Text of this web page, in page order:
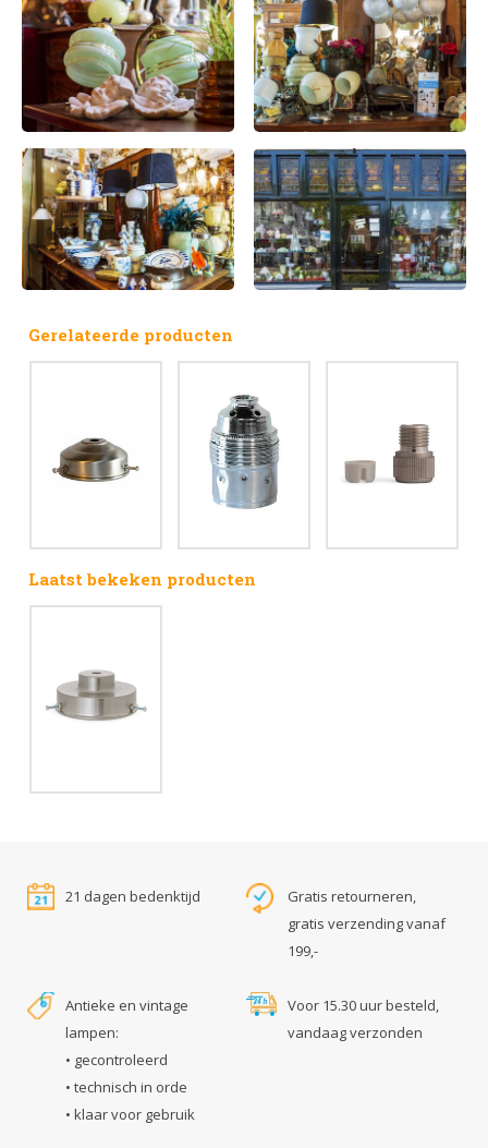
Gerelateerde producten
Laatst bekeken producten
21 dagen bedenktijd
Gratis retourneren,
gratis verzending vanaf
199,-
Antieke en vintage
lampen:
• gecontroleerd
• technisch in orde
• klaar voor gebruik
Voor 15.30 uur besteld,
vandaag verzonden